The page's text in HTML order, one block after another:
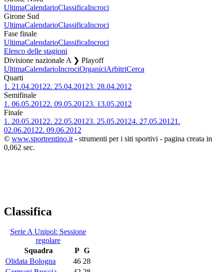
UltimaCalendarioClassificaIncroci
Girone Sud
UltimaCalendarioClassificaIncroci
Fase finale
UltimaCalendarioClassificaIncroci
Elenco delle stagioni
Divisione nazionale A ❯ Playoff
UltimaCalendarioIncrociOrganiciArbitriCerca
Quarti
1. 21.04.20122. 25.04.20123. 28.04.2012
Semifinale
1. 06.05.20122. 09.05.20123. 13.05.2012
Finale
1. 20.05.20122. 22.05.20123. 25.05.20124. 27.05.20121.
02.06.20122. 09.06.2012
© www.sportrentino.it - strumenti per i siti sportivi - pagina creata in
0,062 sec.
Classifica
Serie A Unipol: Sessione
regolare
Squadra
P G
Olidata Bologna
46 28